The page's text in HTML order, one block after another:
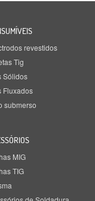
revestidos
Tig
Sólidos
Fluxados
submerso
MIG
TIG